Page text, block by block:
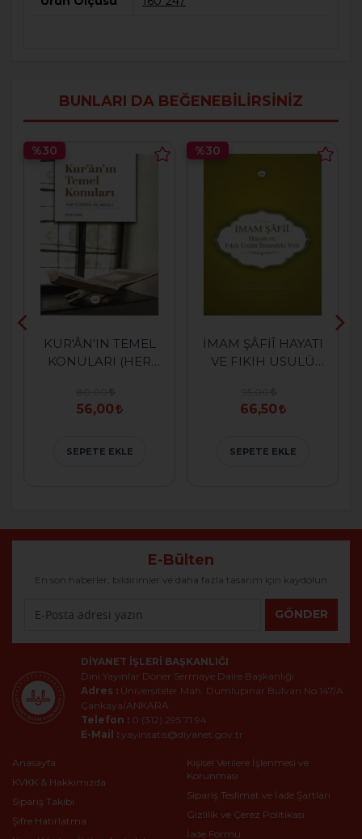
BUNLARI DA BEĞENEBILIRSINIZ
KUR'ÂN'IN TEMEL
KONULARI (HER
56,00
%30
SEPETE EKLE
İMAM ŞÂFİÎ HAYATI
VE FIKIH USULÜ
66,50
%30
SEPETE EKLE
E-Bülten
En son haberler, bildirimler ve daha fazla tasarım için kaydolun
GÖNDER
DIYANET İŞLERI BAŞKANLIĞI
Dini Yayınlar Döner Sermaye Daire Başkanlığı
Adres : Üniversiteler Mah. Dumlupınar Bulvarı No:147/A
Çankaya/ANKARA
Telefon : 0 (312) 295 71 94
E-Mail : yayinsatis@diyanet.gov.tr
Anasayfa
KVKK & Hakkımızda
Sipariş Takibi
Şifre Hatırlatma
Kişisel Verilere İşlenmesi ve
Korunması
Sipariş Teslimat ve İade Şartları
Gizlilik ve Çerez Politikası
İade Formu